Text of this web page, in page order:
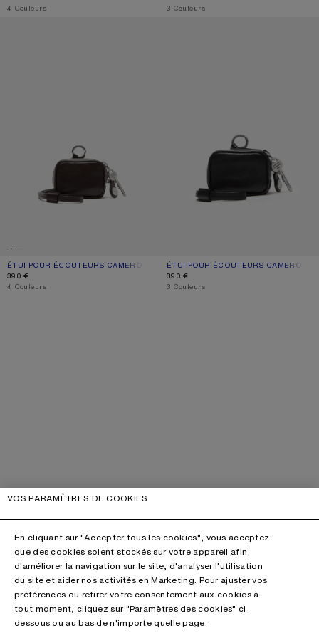
,4 Couleurs
,3 Couleurs
ÉTUI POUR ÉCOUTEURS CAMERO
COULEUR ACTUELLE: MARRON CHOCOLAT
PRIX : 390 €.
390 €
,4 Couleurs
ÉTUI POUR ÉCOUTEURS CAMERO
COULEUR ACTUELLE: NOIR
PRIX : 390 €.
390 €
,3 Couleurs
VOS PARAMÈTRES DE COOKIES
En cliquant sur "Accepter tous les cookies", vous acceptez
que des cookies soient stockés sur votre appareil afin
d'améliorer la navigation sur le site, d'analyser l'utilisation
du site et aider nos activités en Marketing. Pour ajuster vos
préférences ou retirer votre consentement aux cookies à
tout moment, cliquez sur "Paramètres des cookies" ci-
dessous ou au bas de n'importe quelle page.